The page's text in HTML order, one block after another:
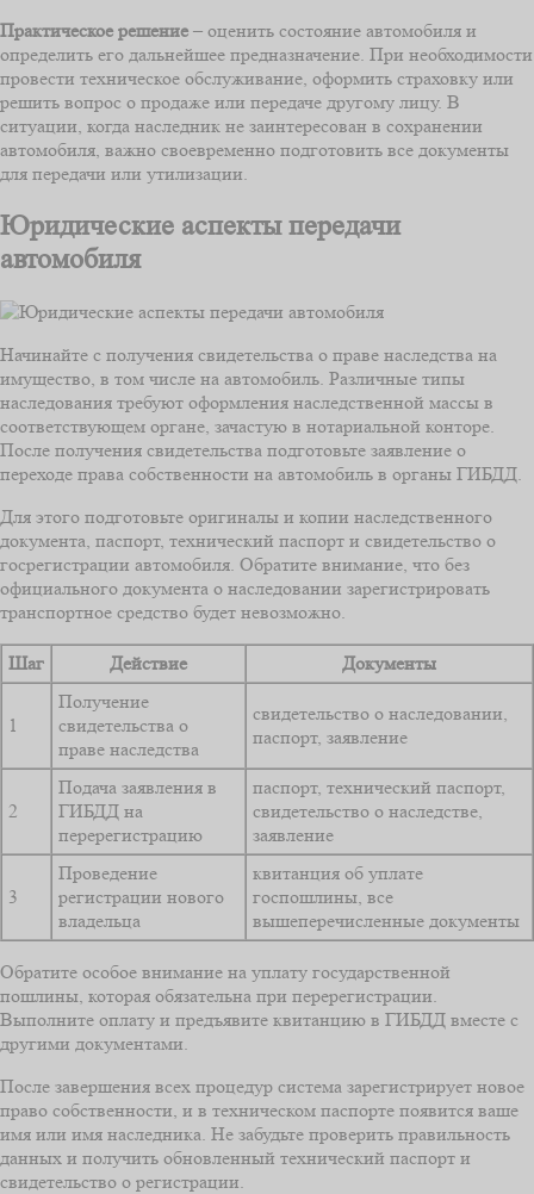
Практическое решение – оценить состояние автомобиля и
определить его дальнейшее предназначение. При необходимости
провести техническое обслуживание, оформить страховку или
решить вопрос о продаже или передаче другому лицу. В
ситуации, когда наследник не заинтересован в сохранении
автомобиля, важно своевременно подготовить все документы
для передачи или утилизации.
Юридические аспекты передачи
автомобиля
Начинайте с получения свидетельства о праве наследства на
имущество, в том числе на автомобиль. Различные типы
наследования требуют оформления наследственной массы в
соответствующем органе, зачастую в нотариальной конторе.
После получения свидетельства подготовьте заявление о
переходе права собственности на автомобиль в органы ГИБДД.
Для этого подготовьте оригиналы и копии наследственного
документа, паспорт, технический паспорт и свидетельство о
госрегистрации автомобиля. Обратите внимание, что без
официального документа о наследовании зарегистрировать
транспортное средство будет невозможно.
Шаг Действие Документы
1
Получение
свидетельства о
праве наследства
свидетельство о наследовании,
паспорт, заявление
2
Подача заявления в
ГИБДД на
перерегистрацию
паспорт, технический паспорт,
свидетельство о наследстве,
заявление
3
Проведение
регистрации нового
владельца
квитанция об уплате
госпошлины, все
вышеперечисленные документы
Обратите особое внимание на уплату государственной
пошлины, которая обязательна при перерегистрации.
Выполните оплату и предъявите квитанцию в ГИБДД вместе с
другими документами.
После завершения всех процедур система зарегистрирует новое
право собственности, и в техническом паспорте появится ваше
имя или имя наследника. Не забудьте проверить правильность
данных и получить обновленный технический паспорт и
свидетельство о регистрации.